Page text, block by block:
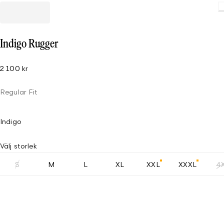
Indigo Rugger
2 100 kr
Regular Fit
Indigo
Välj storlek
S M L XL XXL XXXL